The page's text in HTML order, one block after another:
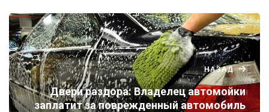
НАЗАД
Двери раздора: Владелец автомойки
заплатит за поврежденный автомобиль